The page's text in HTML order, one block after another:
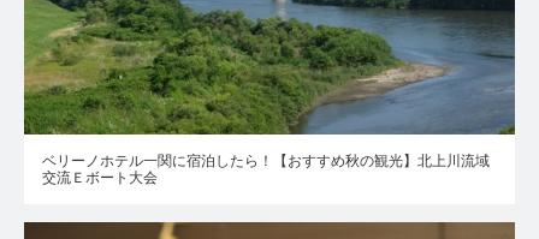
ベリーノホテル一関に宿泊したら！【おすすめ秋の観光】北上川流域
交流Ｅボート大会